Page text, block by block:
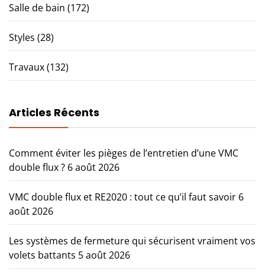
Salle de bain (172)
Styles (28)
Travaux(132)
Articles Récents
Comment éviter les pièges de l’entretien d’une VMC
double flux ? 6 août 2026
VMC double flux et RE2020 : tout ce qu’il faut savoir 6
août 2026
Les systèmes de fermeture qui sécurisent vraiment vos
volets battants 5 août 2026